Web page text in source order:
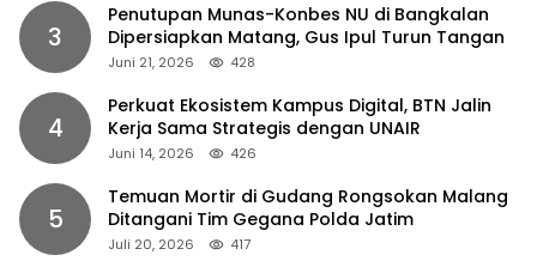
3
Penutupan Munas-Konbes NU di Bangkalan
Dipersiapkan Matang, Gus Ipul Turun Tangan
Juni 21, 2026 428
4
Perkuat Ekosistem Kampus Digital, BTN Jalin
Kerja Sama Strategis dengan UNAIR
Juni 14, 2026 426
5
Temuan Mortir di Gudang Rongsokan Malang
Ditangani Tim Gegana Polda Jatim
Juli 20, 2026 417